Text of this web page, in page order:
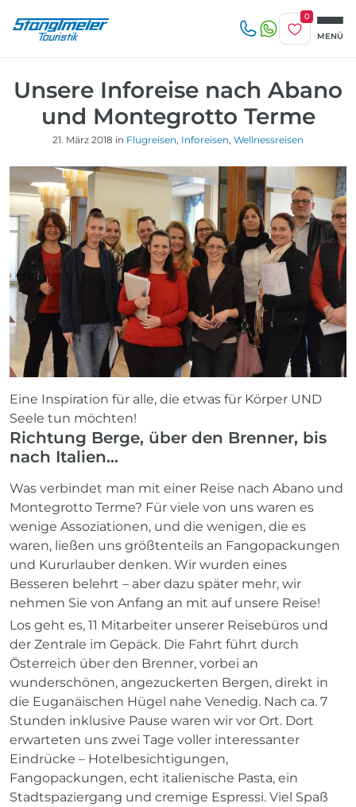
0
MENÜ
Merkliste
Keine Reisen auf der Merkliste
Zuletzt angesehen
Keine Reisen bislang angesehen
Unsere Inforeise nach Abano
und Montegrotto Terme
21. März 2018 in Flugreisen, Inforeisen, Wellnessreisen
Eine Inspiration für alle, die etwas für Körper UND
Seele tun möchten!
Richtung Berge, über den Brenner, bis
nach Italien…
Was verbindet man mit einer Reise nach Abano und
Montegrotto Terme? Für viele von uns waren es
wenige Assoziationen, und die wenigen, die es
waren, ließen uns größtenteils an Fangopackungen
und Kururlauber denken. Wir wurden eines
Besseren belehrt – aber dazu später mehr, wir
nehmen Sie von Anfang an mit auf unsere Reise!
Los geht es, 11 Mitarbeiter unserer Reisebüros und
der Zentrale im Gepäck. Die Fahrt führt durch
Österreich über den Brenner, vorbei an
wunderschönen, angezuckerten Bergen, direkt in
die Euganäischen Hügel nahe Venedig. Nach ca. 7
Stunden inklusive Pause waren wir vor Ort. Dort
erwarteten uns zwei Tage voller interessanter
Eindrücke – Hotelbesichtigungen,
Fangopackungen, echt italienische Pasta, ein
Stadtspaziergang und cremige Espressi. Viel Spaß